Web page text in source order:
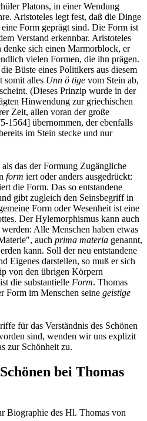
Platons, in einer Wendung
Aristoteles legt fest, daß die Dinge
Form geprägt sind. Die Form ist
Verstand erkennbar. Aristoteles
sich einen Marmorblock, er
vielen Formen, die ihn prägen.
Büste eines Politikers aus diesem
somit alles Unn ö tige vom Stein ab,
(Dieses Prinzip wurde in der
Hinwendung zur griechischen
Zeit, allen voran der große
1564] übernommen, der ebenfalls
im Stein stecke und nur
das der Formung Zugängliche
form iert oder anders ausgedrückt:
die Form. Das so entstandene
gibt zugleich den Seinsbegriff in
Form oder Wesenheit ist eine
Der Hylemorphismus kann auch
Alle Menschen haben etwas
auch prima materia genannt,
kann. Soll der neu entstandene
Eigenes darstellen, so muß er sich
von den übrigen Körpern
die substantielle Form. Thomas
Form im Menschen seine geistige
für das Verständnis des Schönen
sind, wenden wir uns explizit
zur Schönheit zu.
bei Thomas
Biographie des Hl. Thomas von